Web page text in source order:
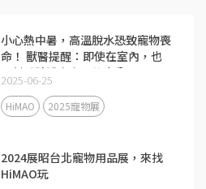
小心熱中暑，高溫脫水恐致寵物喪
命！ 獸醫提醒：即使在室內，也
要幫毛孩補充充足的水分
2025-06-25
HiMAO 2025寵物展
2024展昭台北寵物用品展，來找
HiMAO玩